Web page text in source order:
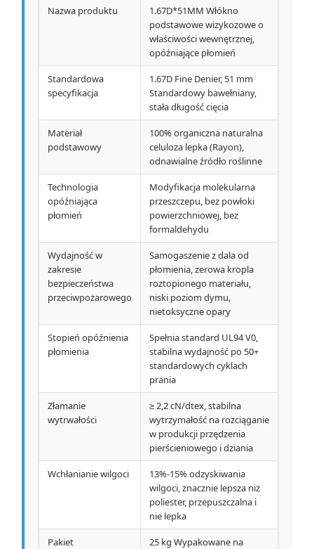
Nazwa produktu
1.67D*51MM Włókno
podstawowe wizykozowe o
właściwości wewnętrznej,
opóźniające płomień
Standardowa
specyfikacja
1.67D Fine Denier, 51 mm
Standardowy bawełniany,
stała długość cięcia
Materiał
podstawowy
100% organiczna naturalna
celuloza lepka (Rayon),
odnawialne źródło roślinne
Technologia
opóźniająca
płomień
Modyfikacja molekularna
przeszczepu, bez powłoki
powierzchniowej, bez
formaldehydu
Wydajność w
zakresie
bezpieczeństwa
przeciwpożarowego
Samogaszenie z dala od
płomienia, zerowa kropla
roztopionego materiału,
niski poziom dymu,
nietoksyczne opary
Stopień opóźnienia
płomienia
Spełnia standard UL94 V0,
stabilna wydajność po 50+
standardowych cyklach
prania
Złamanie
wytrwałości
≥ 2,2 cN/dtex, stabilna
wytrzymałość na rozciąganie
w produkcji przędzenia
pierścieniowego i dziania
Wchłanianie wilgoci
13%-15% odzyskiwania
wilgoci, znacznie lepsza niż
poliester, przepuszczalna i
nie lepka
Pakiet
25 kg Wypakowane na